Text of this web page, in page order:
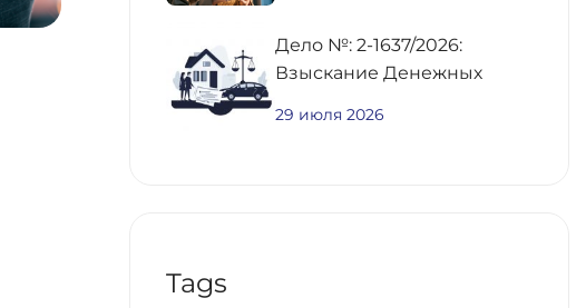
Дело №: 2-1637/2026:
Взыскание Денежных
29 июля 2026
Tags